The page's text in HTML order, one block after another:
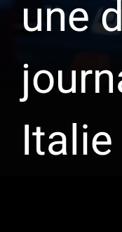
une
Italie